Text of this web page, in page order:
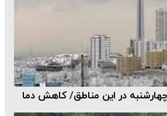
چهارشنبه در این مناطق/ کاهش دما